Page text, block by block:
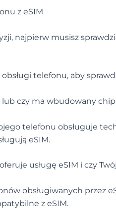
z eSIM
najpierw musisz
telefonu, aby
czy ma wbudowany chip
telefonu obsługuje
eSIM.
usługę eSIM i czy
obsługiwanych przez
z eSIM.